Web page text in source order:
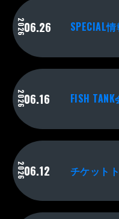
202606.26 SPECIAL
202606.16 FISH
202606.12 チケット